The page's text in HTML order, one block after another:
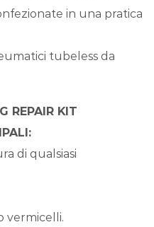
in una pratica
tubeless da
REPAIR KIT
di qualsiasi
vermicelli.